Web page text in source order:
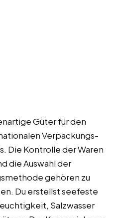
Güter für den
Verpackungs-
Die Kontrolle der Waren
die Auswahl der
gehören zu
Du erstellst seefeste
Salzwasser